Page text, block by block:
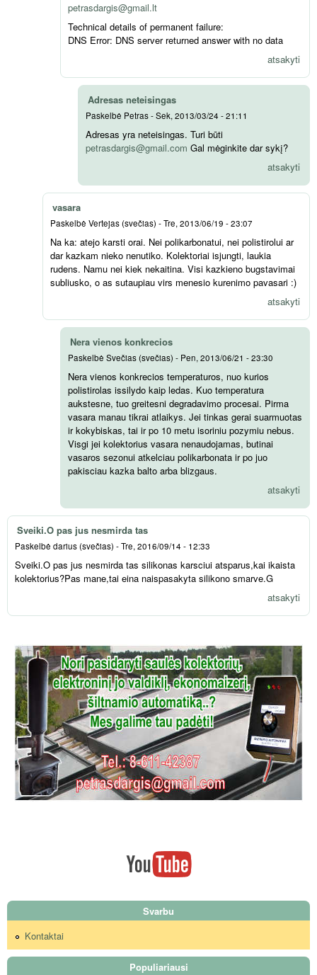
petrasdargis@gmail.lt
Technical details of permanent failure:
DNS Error: DNS server returned answer with no data
atsakyti
Adresas neteisingas
Paskelbė Petras-Sek, 2013/03/24 - 21:11
Adresas yra neteisingas. Turi būti
petrasdargis@gmail.com Gal mėginkite dar sykį?
atsakyti
vasara
Paskelbė Vertejas (svečias) -Tre, 2013/06/19 - 23:07
Na ka: atejo karsti orai. Nei polikarbonatui, nei polistirolui ar
dar kazkam nieko nenutiko. Kolektoriai isjungti, laukia
rudens. Namu nei kiek nekaitina. Visi kazkieno bugstavimai
subliusko, o as sutaupiau virs menesio kurenimo pavasari :)
atsakyti
Nera vienos konkrecios
Paskelbė Svečias (svečias) - Pen, 2013/06/21 - 23:30
Nera vienos konkrecios temperaturos, nuo kurios
polistirolas issilydo kaip ledas. Kuo temperatura
aukstesne, tuo greitesni degradavimo procesai. Pirma
vasara manau tikrai atlaikys. Jei tinkas gerai suarmuotas
ir kokybiskas, tai ir po 10 metu isoriniu pozymiu nebus.
Visgi jei kolektorius vasara nenaudojamas, butinai
vasaros sezonui atkelciau polikarbonata ir po juo
pakisciau kazka balto arba blizgaus.
atsakyti
Sveiki.O pas jus nesmirda tas
Paskelbė darius (svečias) -Tre, 2016/09/14 - 12:33
Sveiki.O pas jus nesmirda tas silikonas karsciui atsparus,kai ikaista
kolektorius?Pas mane,tai eina naispasakyta silikono smarve.G
atsakyti
Svarbu
Kontaktai
Populiariausi